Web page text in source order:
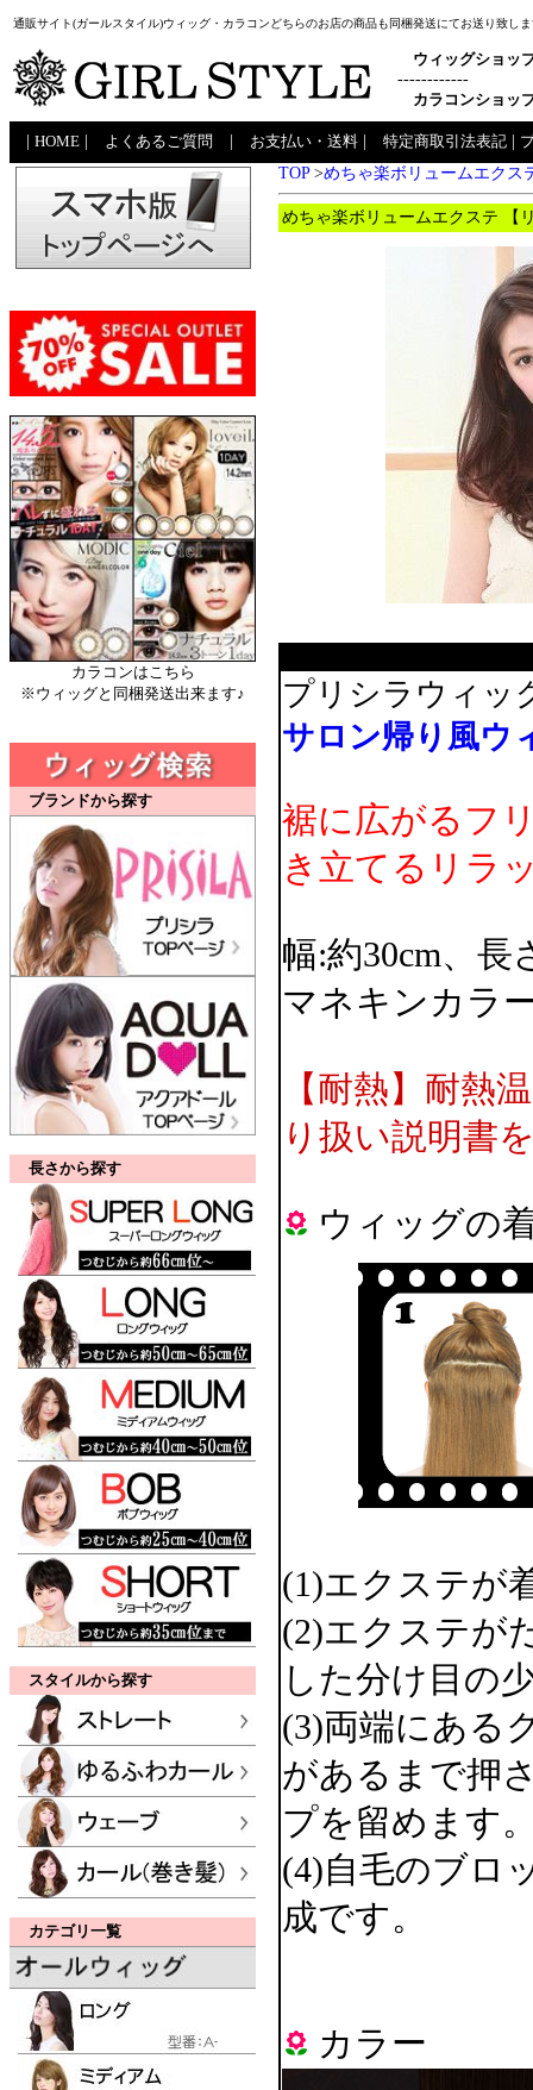
通販サイト(ガールスタイル)ウィッグ・カラコンどちらのお店の商品も同梱発送にてお送り致し
ウィッグショッ
------------
カラコンショッ
HOME よくあるご質問 お支払い・送料 特定商取引法表記
カラコンはこちら
※ウィッグと同梱発送出来ます♪
ブランドから探す
長さから探す
スタイルから探す
カテゴリ一覧
TOP>めちゃ楽ボリュームエクス
めちゃ楽ボリュームエクステ 【
プリシラウィッ
サロン帰り風ウ
裾に広がるフ
き立てるリラ
幅:約30cm、長
マネキンカラ
【耐熱】耐熱
り扱い説明書
ウィッグの
(1)エクステが
(2)エクステが
した分け目の
(3)両端にある
があるまで押
プを留めます
(4)自毛のブロ
成です。
カラー